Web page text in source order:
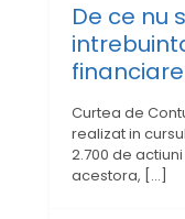
De ce nu
Curtea de
realizat in
2.700 de
acestora, […]